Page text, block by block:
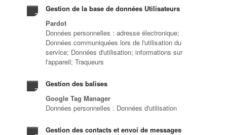
Gestion de la base de données Utilisateurs
Pardot
Données personnelles : adresse électronique;
Données communiquées lors de l'utilisation du
service; Données d'utilisation; informations sur
l'appareil; Traqueurs
Gestion des balises
Google Tag Manager
Données personnelles : Données d'utilisation
Gestion des contacts et envoi de messages